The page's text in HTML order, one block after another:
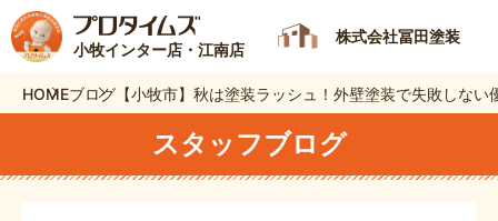
小牧インター店・江南店
株式会社冨田塗装
HOMEブログ 【小牧市】秋は塗装ラッシュ！外壁塗装で失敗しな
スタッフブログ